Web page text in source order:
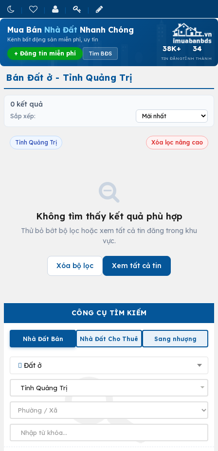
Mua Bán Nhà Đất Nhanh Chóng
Kênh bất động sản miễn phí, uy tín
+ Đăng tin miễn phí Tìm BĐS
38K+
TIN ĐĂNG
34
TỈNH THÀNH
CÔNG CỤ TÌM KIẾM
Nhà Đất Bán Nhà Đất Cho Thuê Sang nhượng
Đất ở
Bán Đất ở - Tỉnh Quảng Trị
0 kết quả
Sắp xếp:
Tỉnh Quảng Trị Xóa lọc nâng cao
Không tìm thấy kết quả phù hợp
Thử bỏ bớt bộ lọc hoặc xem tất cả tin đăng trong khu
vực.
Xóa bộ lọc Xem tất cả tin